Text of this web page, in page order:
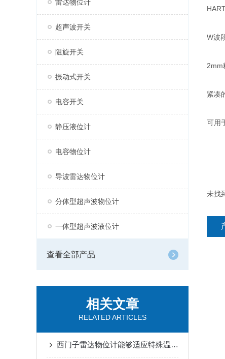
雷达物位计
超声波开关
阻旋开关
振动式开关
电容开关
静压液位计
电容物位计
导波雷达物位计
分体型超声波物位计
一体型超声波液位计
查看全部产品
相关文章
RELATED ARTICLES
西门子雷达物位计能够适应特殊温度、压力和化学环境
W波
2mm
紧凑
可用
未找